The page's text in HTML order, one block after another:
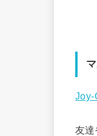
Joy-
友